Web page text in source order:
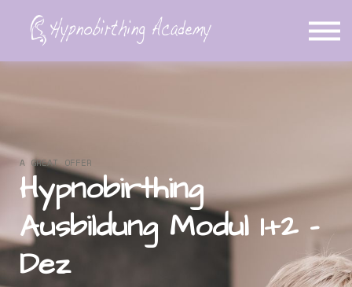
Über Mich
Blog
Login
A GREAT OFFER
Hypnobirthing
Ausbildung Modul 1+2 -
Dez